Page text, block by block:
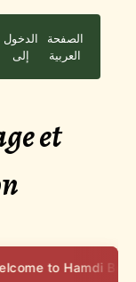
الدخول
إلى
الصفحة
العربية
et
to Hamdi Ben